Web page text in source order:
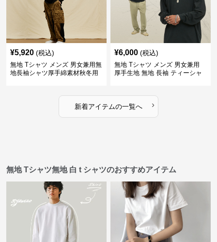
¥5,920 (税込)
無地 Tシャツ メンズ 男女兼用無
地長袖シャツ厚手綿素材秋冬用
¥6,000 (税込)
無地 Tシャツ メンズ 男女兼用
厚手生地 無地 長袖 ティーシャ
新着アイテムの一覧へ ›
無地 Tシャツ無地 白 t シャツのおすすめアイテム